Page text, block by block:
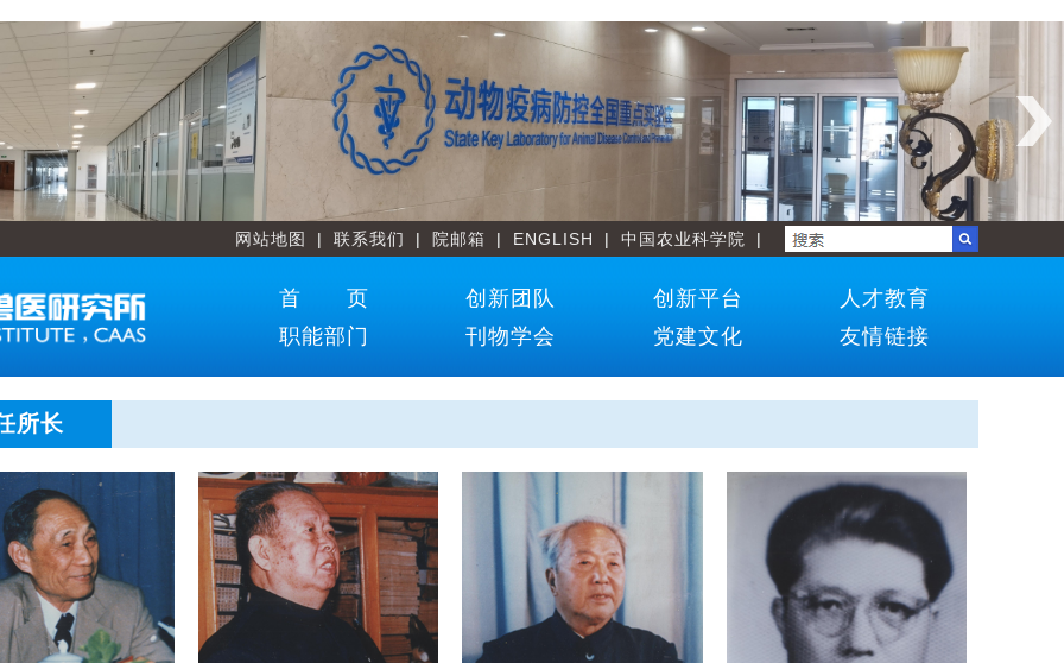
网站地图 | 联系我们 | 院邮箱 | ENGLISH | 中国农业科学院 |
首 页 创新团队 创新平台
人才教育
职能部门
刊物学会 党建文化 友情链接
所长